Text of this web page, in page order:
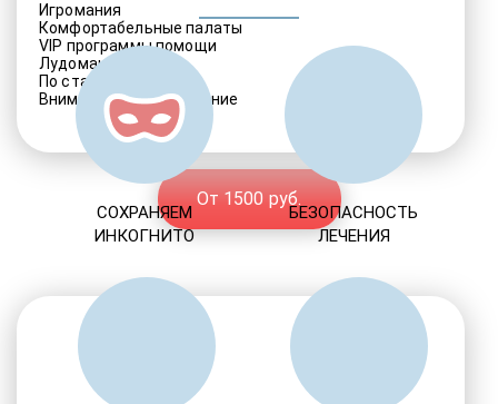
Игромания
Комфортабельные палаты
VIP программы помощи
Лудомания
По статье 228
Внимательное отношение
От 1500 руб.
СОХРАНЯЕМ
ИНКОГНИТО
БЕЗОПАСНОСТЬ
ЛЕЧЕНИЯ